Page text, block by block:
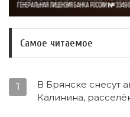
Самое читаемое
1
В Брянске снесут
Калинина,